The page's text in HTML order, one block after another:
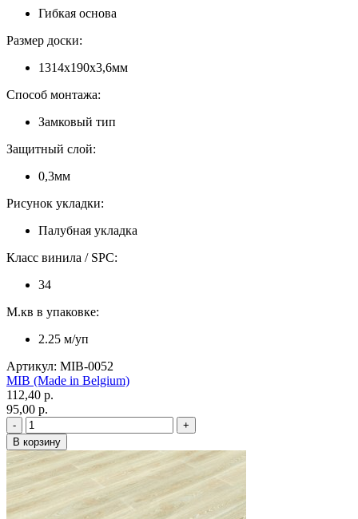
Гибкая основа
Размер доски:
1314х190х3,6мм
Способ монтажа:
Замковый тип
Защитный слой:
0,3мм
Рисунок укладки:
Палубная укладка
Класс винила / SPC:
34
М.кв в упаковке:
2.25 м/уп
Артикул: MIB-0052
MIB (Made in Belgium)
112,40 p.
95,00 p.